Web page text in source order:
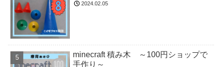
2024.02.05
minecraft 積み木 ～100円ショップで
手作り～